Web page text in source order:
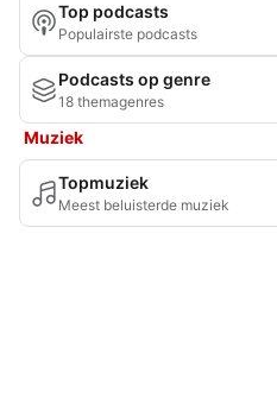
Top podcasts
Populairste podcasts
Podcasts op genre
18 themagenres
Muziek
Topmuziek
Meest beluisterde muziek